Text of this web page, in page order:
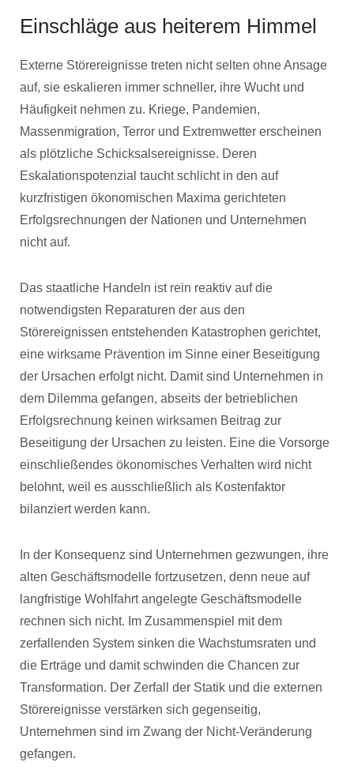
Einschläge aus heiterem Himmel
Externe Störereignisse treten nicht selten ohne Ansage
auf, sie eskalieren immer schneller, ihre Wucht und
Häufigkeit nehmen zu. Kriege, Pandemien,
Massenmigration, Terror und Extremwetter erscheinen
als plötzliche Schicksalsereignisse. Deren
Eskalationspotenzial taucht schlicht in den auf
kurzfristigen ökonomischen Maxima gerichteten
Erfolgsrechnungen der Nationen und Unternehmen
nicht auf.
Das staatliche Handeln ist rein reaktiv auf die
notwendigsten Reparaturen der aus den
Störereignissen entstehenden Katastrophen gerichtet,
eine wirksame Prävention im Sinne einer Beseitigung
der Ursachen erfolgt nicht. Damit sind Unternehmen in
dem Dilemma gefangen, abseits der betrieblichen
Erfolgsrechnung keinen wirksamen Beitrag zur
Beseitigung der Ursachen zu leisten. Eine die Vorsorge
einschließendes ökonomisches Verhalten wird nicht
belohnt, weil es ausschließlich als Kostenfaktor
bilanziert werden kann.
In der Konsequenz sind Unternehmen gezwungen, ihre
alten Geschäftsmodelle fortzusetzen, denn neue auf
langfristige Wohlfahrt angelegte Geschäftsmodelle
rechnen sich nicht. Im Zusammenspiel mit dem
zerfallenden System sinken die Wachstumsraten und
die Erträge und damit schwinden die Chancen zur
Transformation. Der Zerfall der Statik und die externen
Störereignisse verstärken sich gegenseitig,
Unternehmen sind im Zwang der Nicht-Veränderung
gefangen.